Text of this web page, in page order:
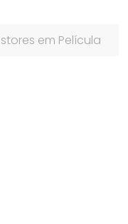
em Película